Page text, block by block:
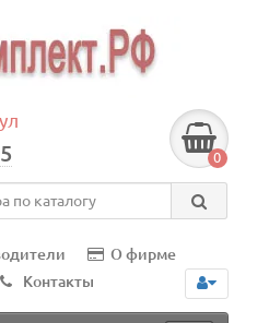
0
О фирме
Контакты